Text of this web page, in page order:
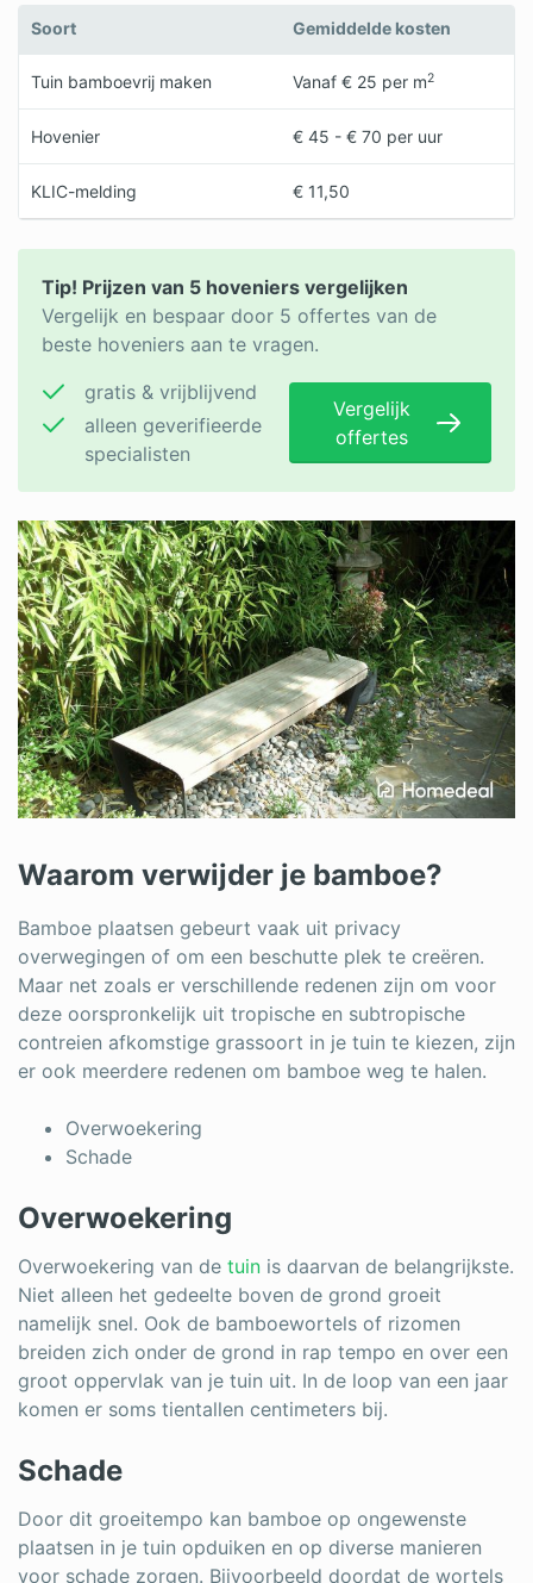
Soort Gemiddelde kosten
Tuin bamboevrij maken Vanaf € 25 per m2
Hovenier € 45 - € 70 per uur
KLIC-melding € 11,50
Tip! Prijzen van 5 hoveniers vergelijken
Vergelijk en bespaar door 5 offertes van de
beste hoveniers aan te vragen.
gratis & vrijblijvend
alleen geverifieerde
specialisten
Vergelijk
offertes
Waarom verwijder je bamboe?
Bamboe plaatsen gebeurt vaak uit privacy
overwegingen of om een beschutte plek te creëren.
Maar net zoals er verschillende redenen zijn om voor
deze oorspronkelijk uit tropische en subtropische
contreien afkomstige grassoort in je tuin te kiezen, zijn
er ook meerdere redenen om bamboe weg te halen.
Overwoekering
Schade
Overwoekering
Overwoekering van de tuin is daarvan de belangrijkste.
Niet alleen het gedeelte boven de grond groeit
namelijk snel. Ook de bamboewortels of rizomen
breiden zich onder de grond in rap tempo en over een
groot oppervlak van je tuin uit. In de loop van een jaar
komen er soms tientallen centimeters bij.
Schade
Door dit groeitempo kan bamboe op ongewenste
plaatsen in je tuin opduiken en op diverse manieren
voor schade zorgen. Bijvoorbeeld doordat de wortels